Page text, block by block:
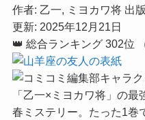
作者: 乙一, ミヨカワ将 出
更新: 2025年12月21日
👑 総合ランキング 302位
「乙一×ミヨカワ将」の
春ミステリー。たった1巻